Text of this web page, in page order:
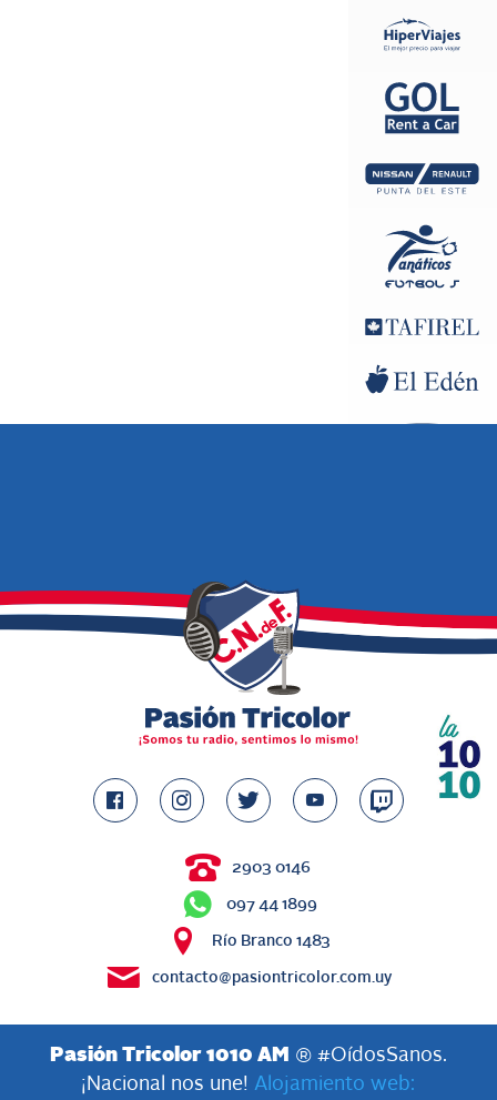
2903 0146
097 44 1899
Río Branco 1483
contacto@pasiontricolor.com.uy
Pasión Tricolor 1010 AM
® #OídosSanos.
¡Nacional nos une! Alojamiento web: